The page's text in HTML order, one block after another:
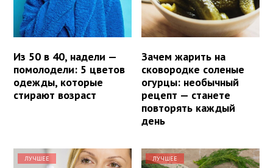
Из 50 в 40, надели —
помолодели: 5 цветов
одежды, которые
стирают возраст
Зачем жарить на
сковородке соленые
огурцы: необычный
рецепт — станете
повторять каждый
день
ЛУЧШЕЕ ЛУЧШЕЕ